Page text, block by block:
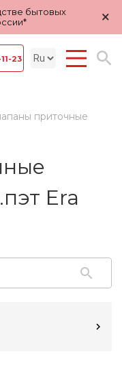
бытовых
×
23
приточные
Era